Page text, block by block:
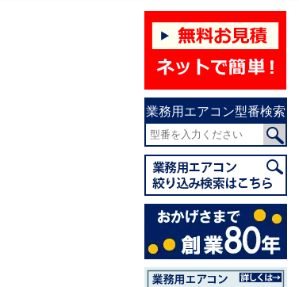
業務用エアコン型番検索